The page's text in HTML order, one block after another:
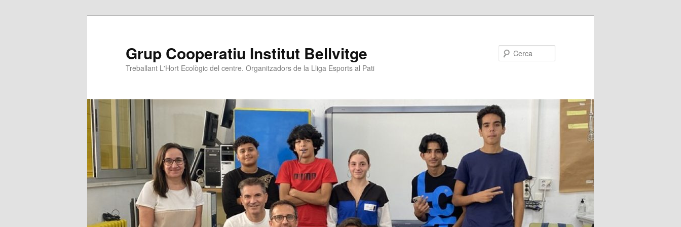
Grup Cooperatiu Institut Bellvitge
Treballant L'Hort Ecològic del centre. Organitzadors de la Lliga Esports al Pati